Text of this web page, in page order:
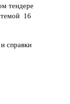
тендере
16
справки